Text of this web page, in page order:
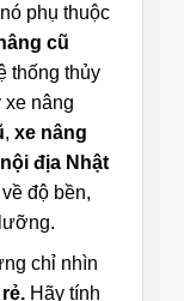
phụ thuộc
cũ
thống thủy
xe nâng
, xe nâng
nội địa Nhật
độ bền,
chỉ nhìn
Hãy tính